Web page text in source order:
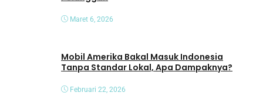
Maret 6, 2026
Mobil Amerika Bakal Masuk Indonesia
Tanpa Standar Lokal, Apa Dampaknya?
Februari 22, 2026